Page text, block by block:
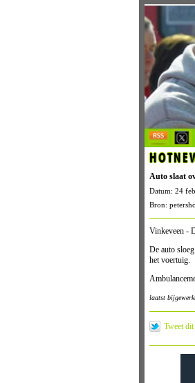
Auto slaat
Datum: 24
Bron:
Vinkeveen -
De auto
het voertuig.
laatst
Tweet